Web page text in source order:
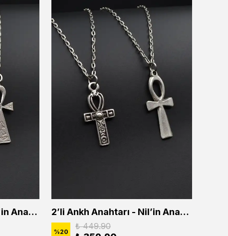
2'li Ankh Anahtarı - Nil'in Anahtarı Erkek Kadın Kolye Seti 2’li Ankh Anahtarı - Nil’in Anahtarı Erkek Kadın Kolye Seti
%20
₺ 449.90